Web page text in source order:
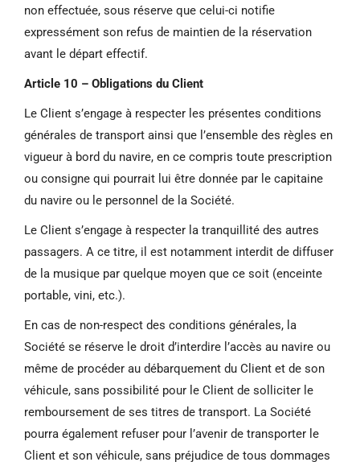
non effectuée, sous réserve que celui-ci notifie
expressément son refus de maintien de la réservation
avant le départ effectif.
Article 10 – Obligations du Client
Le Client s’engage à respecter les présentes conditions
générales de transport ainsi que l’ensemble des règles en
vigueur à bord du navire, en ce compris toute prescription
ou consigne qui pourrait lui être donnée par le capitaine
du navire ou le personnel de la Société.
Le Client s’engage à respecter la tranquillité des autres
passagers. A ce titre, il est notamment interdit de diffuser
de la musique par quelque moyen que ce soit (enceinte
portable, vini, etc.).
En cas de non-respect des conditions générales, la
Société se réserve le droit d’interdire l’accès au navire ou
même de procéder au débarquement du Client et de son
véhicule, sans possibilité pour le Client de solliciter le
remboursement de ses titres de transport. La Société
pourra également refuser pour l’avenir de transporter le
Client et son véhicule, sans préjudice de tous dommages